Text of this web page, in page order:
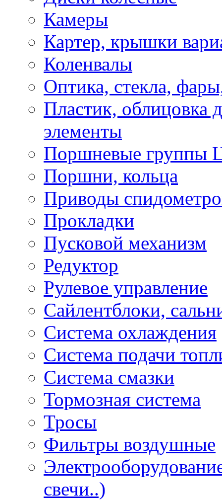
Камеры
Картер, крышки
Коленвалы
Оптика, стекла,
Пластик, облицовка
элементы
Поршневые группы
Поршни, кольца
Приводы
Прокладки
Пусковой механизм
Редуктор
Рулевое управление
Сайлентблоки,
Система охлаждения
Система подачи
Система смазки
Тормозная система
Тросы
Фильтры воздушные
свечи..)